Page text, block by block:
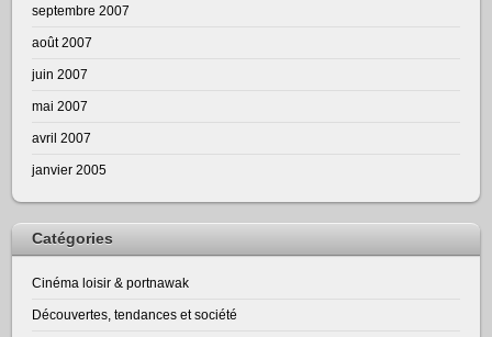
septembre 2007
août 2007
juin 2007
mai 2007
avril 2007
janvier 2005
Catégories
Cinéma loisir & portnawak
Découvertes, tendances et société